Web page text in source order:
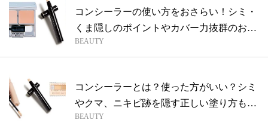
コンシーラーの使い方をおさらい！シミ・
くま隠しのポイントやカバー力抜群のおす
すめ...
BEAUTY
コンシーラーとは？使った方がいい？シミ
やクマ、ニキビ跡を隠す正しい塗り方も解
説！
BEAUTY